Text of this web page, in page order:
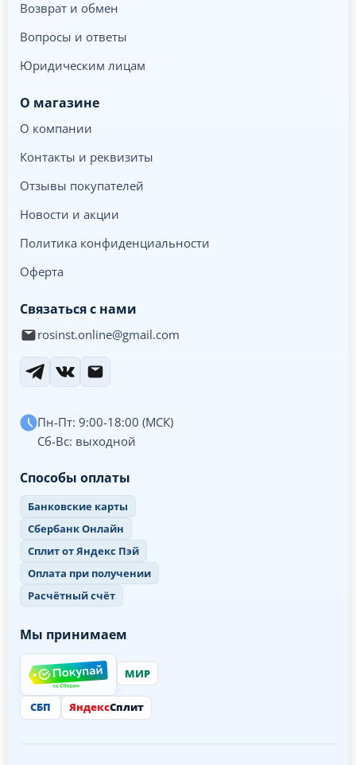
Возврат и обмен
Вопросы и ответы
Юридическим лицам
О магазине
О компании
Контакты и реквизиты
Отзывы покупателей
Новости и акции
Политика конфиденциальности
Оферта
Связаться с нами
rosinst.online@gmail.com
Пн-Пт: 9:00-18:00 (МСК)
Сб-Вс: выходной
Способы оплаты
Банковские карты
Сбербанк Онлайн
Сплит от Яндекс Пэй
Оплата при получении
Расчётный счёт
Мы принимаем
МИР
СБП ЯндексСплит